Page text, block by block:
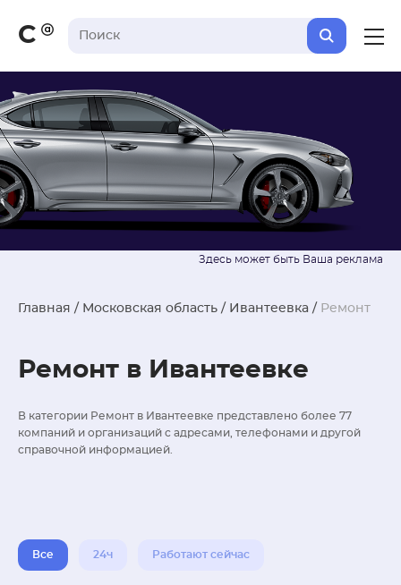
С
Главная / Московская область / Ивантеевка / Ремонт
Ремонт в Ивантеевке
В категории Ремонт в Ивантеевке представлено более 77
компаний и организаций с адресами, телефонами и другой
справочной информацией.
Все 24ч Работают сейчас